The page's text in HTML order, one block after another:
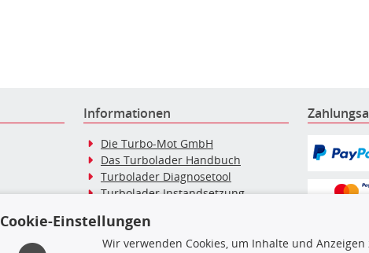
Informationen
Die Turbo-Mot GmbH
Das Turbolader Handbuch
Turbolader Diagnosetool
Turbolader Instandsetzung
Blog: Werkstattinformationen
Turbolader Hersteller
Cookie-Einstellungen
Wir verwenden Cookies, um Inhalte und